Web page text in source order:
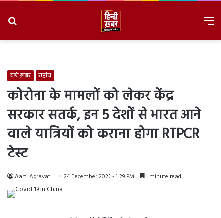
बड़ी ख़बर राष्ट्रीय
कोरोना के मामलों को लेकर केंद्र
सरकार सतर्क, इन 5 देशों से भारत आने
वाले यात्रियों को कराना होगा RTPCR
टेस्ट
Aarti Agravat 24 December 2022 - 1:29 PM 1 minute read